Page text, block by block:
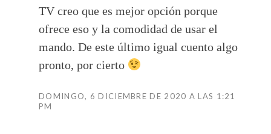
TV creo que es mejor opción porque
ofrece eso y la comodidad de usar el
mando. De este último igual cuento algo
pronto, por cierto
DOMINGO, 6 DICIEMBRE DE 2020 A LAS 1:21
PM